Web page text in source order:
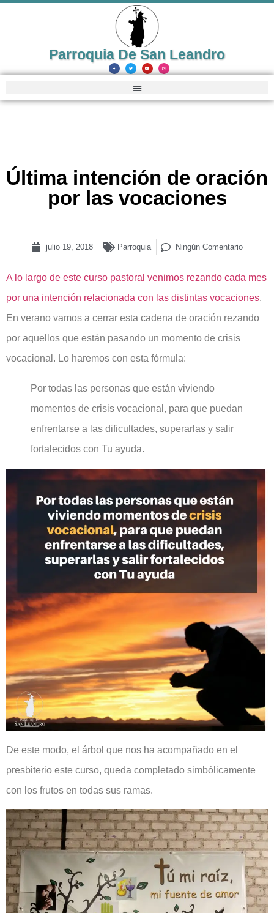
Parroquia De San Leandro
Última intención de oración
por las vocaciones
julio 19, 2018 Parroquia Ningún Comentario
A lo largo de este curso pastoral venimos rezando cada mes
por una intención relacionada con las distintas vocaciones.
En verano vamos a cerrar esta cadena de oración rezando
por aquellos que están pasando un momento de crisis
vocacional. Lo haremos con esta fórmula:
Por todas las personas que están viviendo
momentos de crisis vocacional, para que puedan
enfrentarse a las dificultades, superarlas y salir
fortalecidos con Tu ayuda.
De este modo, el árbol que nos ha acompañado en el
presbiterio este curso, queda completado simbólicamente
con los frutos en todas sus ramas.